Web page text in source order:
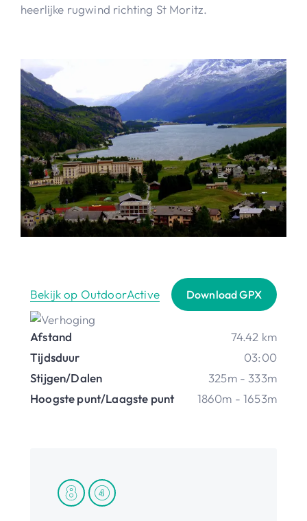
heerlijke rugwind richting St Moritz.
Bekijk op OutdoorActive Download GPX
Afstand
74.42 km
Tijdsduur
03:00
Stijgen/Dalen
325m - 333m
Hoogste punt/Laagste punt
1860m - 1653m